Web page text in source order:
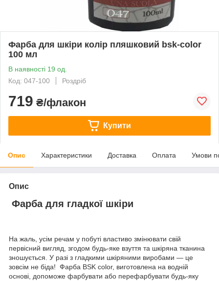
Фарба для шкіри колір пляшковий bsk-color
100 мл
В наявності 19 од.
Код: 047-100
Роздріб
719 ₴/флакон
Купити
Опис Характеристики Доставка Оплата Умови
Опис
Фарба для гладкої шкіри
На жаль, усім речам у побуті властиво змінювати свій
первісний вигляд, згодом будь-яке взуття та шкіряна тканина
зношується. У разі з гладкими шкіряними виробами — це
зовсім не біда! Фарба BSK color, виготовлена на водній
основі, допоможе фарбувати або перефарбувати будь-яку